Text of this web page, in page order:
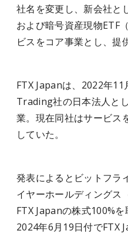
社名を変更し、新会社と
および暗号資産現物ETF
ビスをコア事業とし、提
FTX Japanは、2022年11
Trading社の日本法人と
業。現在同社はサービス
していた。
発表によるとビットフラ
イヤーホールディングス
FTX Japanの株式100%
2024年6月19日付でFTX